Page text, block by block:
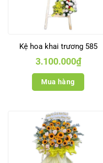
Kệ hoa khai trương 585
3.100.000₫
Mua hàng